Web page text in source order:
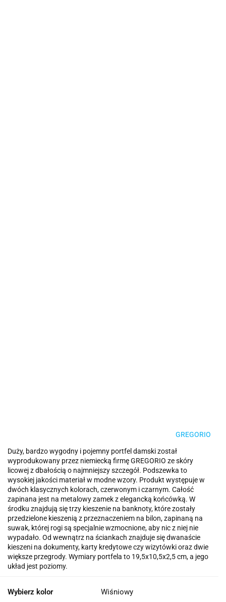
GREGORIO
Duży, bardzo wygodny i pojemny portfel damski został
wyprodukowany przez niemiecką firmę GREGORIO ze skóry
licowej z dbałością o najmniejszy szczegół. Podszewka to
wysokiej jakości materiał w modne wzory. Produkt występuje w
dwóch klasycznych kolorach, czerwonym i czarnym. Całość
zapinana jest na metalowy zamek z elegancką końcówką. W
środku znajdują się trzy kieszenie na banknoty, które zostały
przedzielone kieszenią z przeznaczeniem na bilon, zapinaną na
suwak, której rogi są specjalnie wzmocnione, aby nic z niej nie
wypadało. Od wewnątrz na ściankach znajduje się dwanaście
kieszeni na dokumenty, karty kredytowe czy wizytówki oraz dwie
większe przegrody. Wymiary portfela to 19,5x10,5x2,5 cm, a jego
układ jest poziomy.
Wybierz kolor Wiśniowy